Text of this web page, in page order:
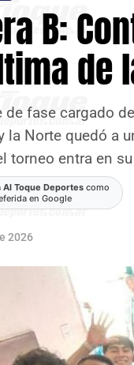
B:
de
de fase cargado
la Norte quedó a
torneo entra en
Al Toque Deportes como
en Google
2026